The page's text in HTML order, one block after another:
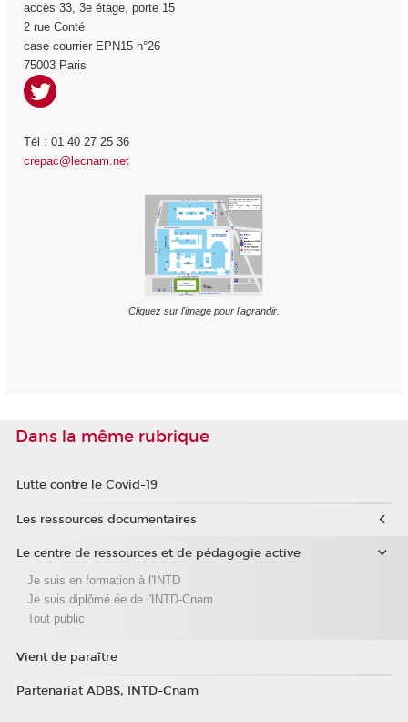
accès 33, 3eétage, porte 15
2 rue Conté
case courrier EPN15 n°26
75003 Paris
Tél : 01 40 27 25 36
crepac@lecnam.net
Cliquez sur l'image pour l'agrandir.
Dans la même rubrique
Lutte contre le Covid-19
Les ressources documentaires
Le centre de ressources et de pédagogie active
Je suis en formation à l'INTD
Je suis diplômé.ée de l'INTD-Cnam
Tout public
Vient de paraître
Partenariat ADBS, INTD-Cnam